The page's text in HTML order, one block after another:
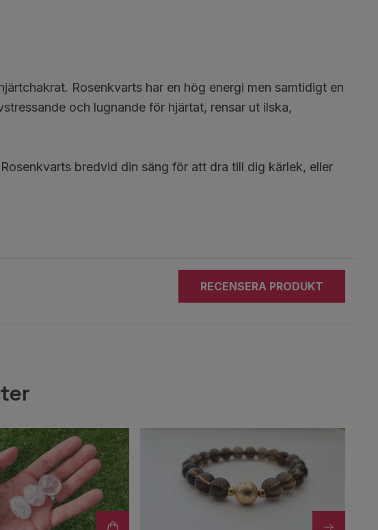
Rosenkvarts har en hög energi men samtidigt en
och lugnande för hjärtat, rensar ut ilska,
bredvid din säng för att dra till dig kärlek, eller
RECENSERA PRODUKT